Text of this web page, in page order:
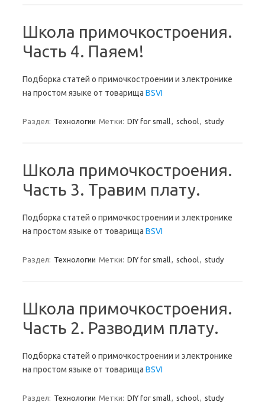
Школа примочкостроения.
Часть 4. Паяем!
Подборка статей о примочкостроении и электронике
на простом языке от товарища BSVI
Раздел: Технологии Метки: DIY for small, school, study
Школа примочкостроения.
Часть 3. Травим плату.
Подборка статей о примочкостроении и электронике
на простом языке от товарища BSVI
Раздел: Технологии Метки: DIY for small, school, study
Школа примочкостроения.
Часть 2. Разводим плату.
Подборка статей о примочкостроении и электронике
на простом языке от товарища BSVI
Раздел: Технологии Метки: DIY for small, school, study